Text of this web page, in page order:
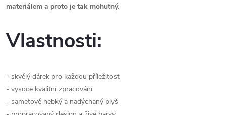
materiálem a proto je tak mohutný.
Vlastnosti:
- skvělý dárek pro každou příležitost
- vysoce kvalitní zpracování
- sametově hebký a nadýchaný plyš